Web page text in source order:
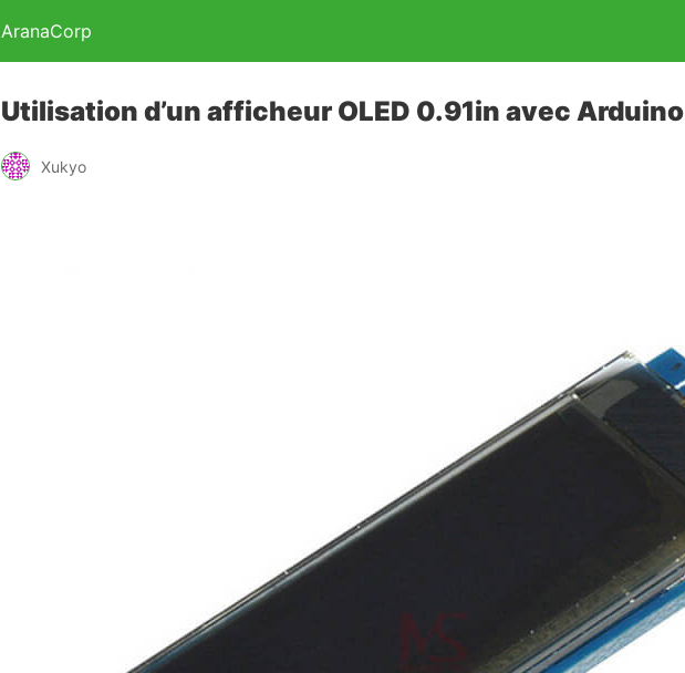
AranaCorp
Utilisation d’un afficheur OLED 0.91in avec Arduino
Xukyo